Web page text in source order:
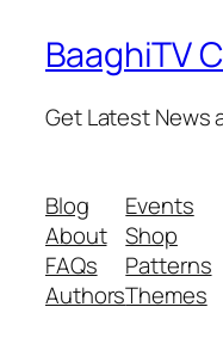
BaaghiTV
Get Latest News
Blog
About
FAQs
Authors
Events
Shop
Patterns
Themes